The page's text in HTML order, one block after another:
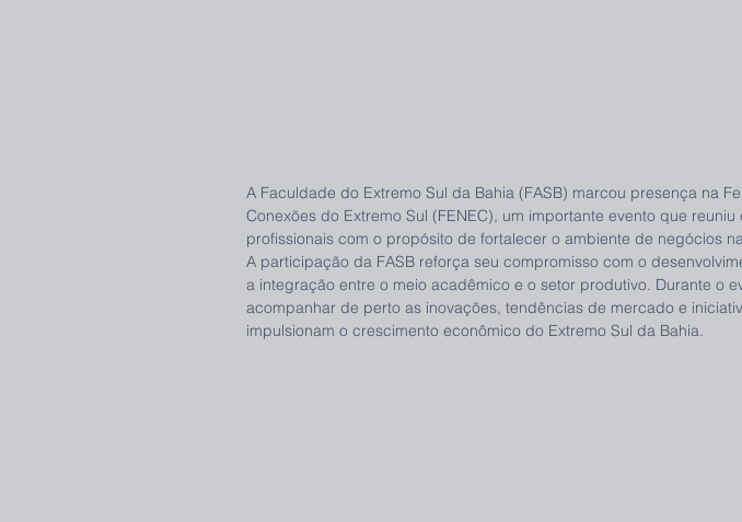
A Faculdade do Extremo Sul da Bahia (FASB) marcou presença na
Conexões do Extremo Sul (FENEC), um importante evento que
profissionais com o propósito de fortalecer o ambiente de negócios
A participação da FASB reforça seu compromisso com o
a integração entre o meio acadêmico e o setor produtivo. Durante o
acompanhar de perto as inovações, tendências de mercado e
impulsionam o crescimento econômico do Extremo Sul da Bahia.